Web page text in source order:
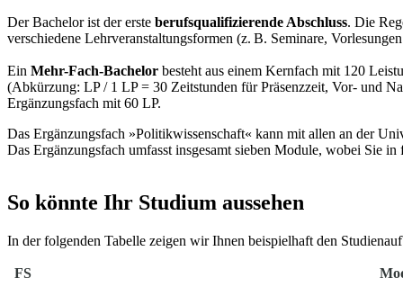
Der Bachelor ist der erste berufsqualifizierende Abschluss. Die
verschiedene Lehrveranstaltungsformen (z. B. Seminare,
Ein Mehr-Fach-Bachelor besteht aus einem Kernfach mit 120
(Abkürzung: LP / 1 LP = 30 Zeitstunden für Präsenzzeit, Vor- und
Ergänzungsfach mit 60 LP.
Das Ergänzungsfach »Politikwissenschaft« kann mit allen an der
Das Ergänzungsfach umfasst insgesamt sieben Module, wobei Sie
So könnte Ihr Studium aussehen
In der folgenden Tabelle zeigen wir Ihnen beispielhaft den
FS